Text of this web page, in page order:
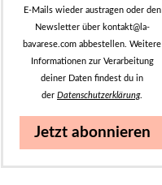
E-Mails wieder austragen oder den
Newsletter über kontakt@la-
bavarese.com abbestellen. Weitere
Informationen zur Verarbeitung
deiner Daten findest du in
der Datenschutzerklärung.
Jetzt abonnieren